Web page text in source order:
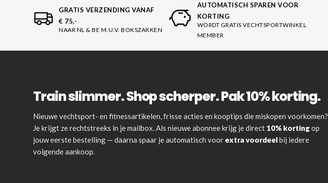
GRATIS VERZENDING VANAF
€ 75,-
NAAR NL & BE M.U.V. BOKSZAKKEN
AUTOMATISCH SPAREN VOOR
KORTING
WORDT GRATIS VECHTSPORTWINKEL
MEMBER
Train slimmer. Shop scherper. Pak 10% korting.
Nieuwe vechtsport- en fitnessartikelen, frisse acties en kooptips die miskopen voorkomen?
Je krijgt ze rechtstreeks in je mailbox. Als nieuwe abonnee krijg je direct 10% kortingop
jouw eerste bestelling — daarna spaar je automatisch voor extra voordeelbij iedere
volgende aankoop.